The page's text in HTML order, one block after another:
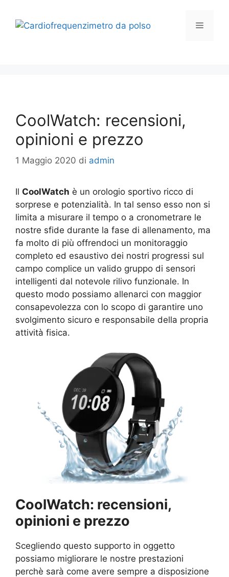
contenuto
Menu
CoolWatch: recensioni,
opinioni e prezzo
1 Maggio 2020 di admin
Il CoolWatch è un orologio sportivo ricco di
sorprese e potenzialità. In tal senso esso non si
limita a misurare il tempo o a cronometrare le
nostre sfide durante la fase di allenamento, ma
fa molto di più offrendoci un monitoraggio
completo ed esaustivo dei nostri progressi sul
campo complice un valido gruppo di sensori
intelligenti dal notevole rilivo funzionale. In
questo modo possiamo allenarci con maggior
consapevolezza con lo scopo di garantire uno
svolgimento sicuro e responsabile della propria
attività fisica.
CoolWatch: recensioni,
opinioni e prezzo
Scegliendo questo supporto in oggetto
possiamo migliorare le nostre prestazioni
perchè sarà come avere sempre a disposizione